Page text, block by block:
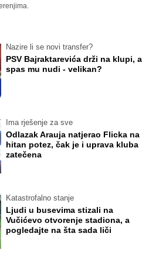
Nazire li se novi transfer?
PSV Bajraktarevića drži na klupi, a
spas mu nudi - velikan?
Ima rješenje za sve
Odlazak Arauja natjerao Flicka na
hitan potez, čak je i uprava kluba
zatečena
Katastrofalno stanje
Ljudi u busevima stizali na
Vučićevo otvorenje stadiona, a
pogledajte na šta sada liči